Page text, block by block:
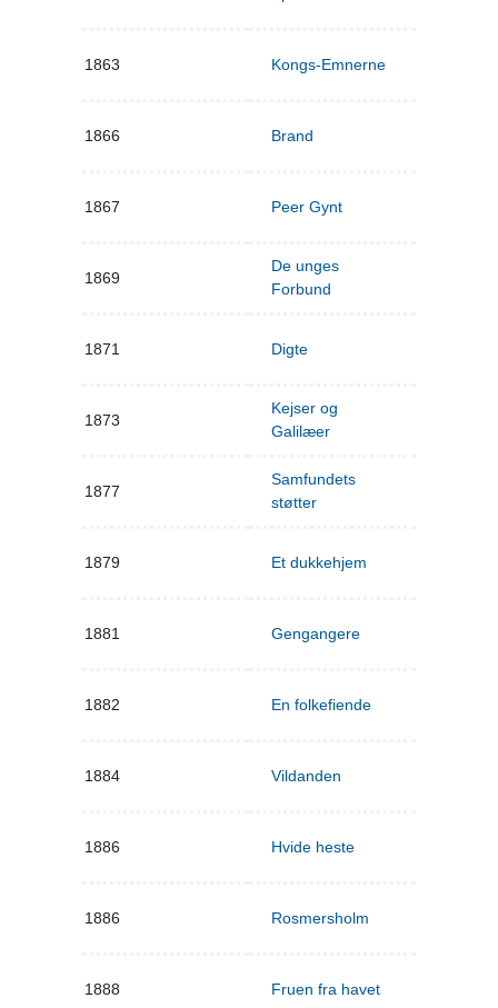
1863 Kongs-Emnerne
1866 Brand
1867 Peer Gynt
1869
De unges
Forbund
1871 Digte
1873
Kejser og
Galilæer
1877
Samfundets
støtter
1879 Et dukkehjem
1881 Gengangere
1882 En folkefiende
1884 Vildanden
1886 Hvide heste
1886 Rosmersholm
1888 Fruen fra havet